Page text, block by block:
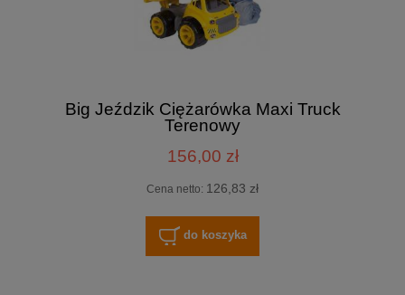
Big Jeździk Ciężarówka Maxi Truck
Terenowy
156,00 zł
Cena netto: 126,83 zł
do koszyka